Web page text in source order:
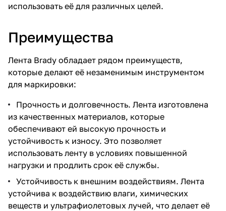
использовать её для различных целей.
Преимущества
Лента Brady обладает рядом преимуществ,
которые делают её незаменимым инструментом
для маркировки:
Прочность и долговечность. Лента изготовлена
из качественных материалов, которые
обеспечивают ей высокую прочность и
устойчивость к износу. Это позволяет
использовать ленту в условиях повышенной
нагрузки и продлить срок её службы.
Устойчивость к внешним воздействиям. Лента
устойчива к воздействию влаги, химических
веществ и ультрафиолетовых лучей, что делает её